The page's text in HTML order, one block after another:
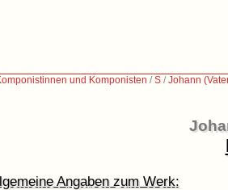
und Komponisten /S /Johann
Angaben zum Werk: